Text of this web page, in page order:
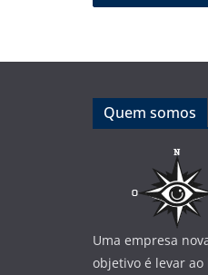
Quem somos
Uma empresa
objetivo é levar